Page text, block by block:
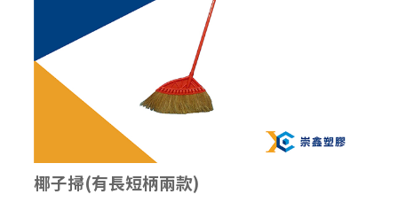
椰子掃(有長短柄兩款)